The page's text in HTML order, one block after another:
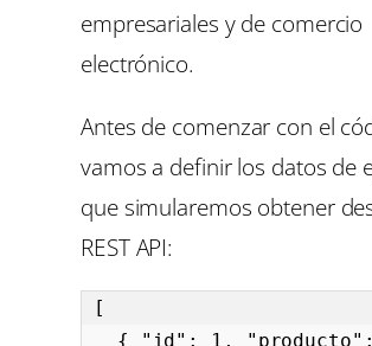
empresariales y de comercio
electrónico.
Antes de comenzar con el
vamos a definir los datos de
que simularemos obtener
REST API:
[